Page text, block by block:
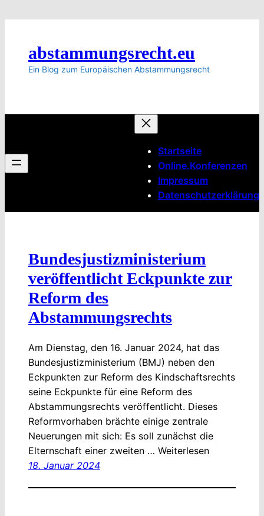
abstammungsrecht.eu
Ein Blog zum Europäischen Abstammungsrecht
Startseite
Online.Konferenzen
Impressum
Datenschutzerklärung
Bundesjustizministerium
veröffentlicht Eckpunkte zur
Reform des
Abstammungsrechts
Am Dienstag, den 16. Januar 2024, hat das
Bundesjustizministerium (BMJ) neben den
Eckpunkten zur Reform des Kindschaftsrechts
seine Eckpunkte für eine Reform des
Abstammungsrechts veröffentlicht. Dieses
Reformvorhaben brächte einige zentrale
Neuerungen mit sich: Es soll zunächst die
Elternschaft einer zweiten … Weiterlesen
18. Januar 2024